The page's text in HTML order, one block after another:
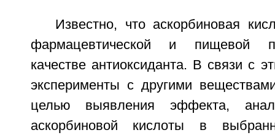
Известно, что аскорбиновая
фармацевтической и пищевой
качестве антиоксиданта. В связи с
эксперименты с другими
целью выявления эффекта,
аскорбиновой кислоты в